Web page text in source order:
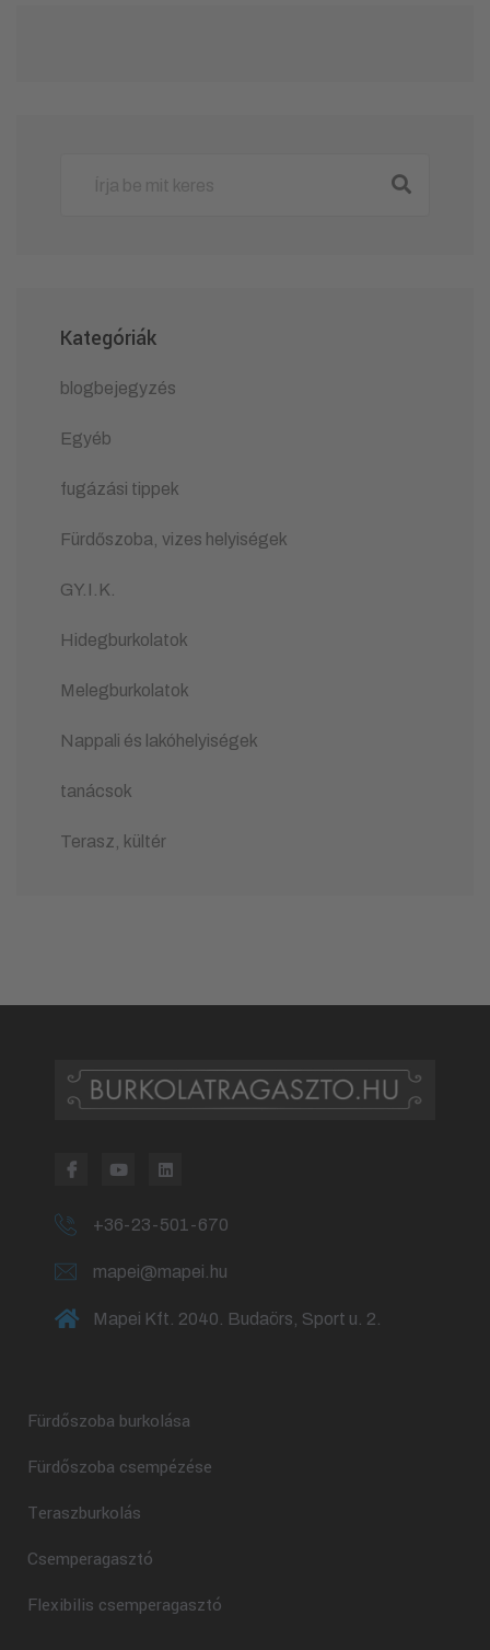
Kategóriák
blogbejegyzés
Egyéb
fugázási tippek
Fürdőszoba, vizes helyiségek
GY.I.K.
Hidegburkolatok
Melegburkolatok
Nappali és lakóhelyiségek
tanácsok
Terasz, kültér
+36-23-501-670
mapei@mapei.hu
Mapei Kft. 2040. Budaörs, Sport u. 2.
Fürdőszoba burkolása
Fürdőszoba csempézése
Teraszburkolás
Csemperagasztó
Flexibilis csemperagasztó